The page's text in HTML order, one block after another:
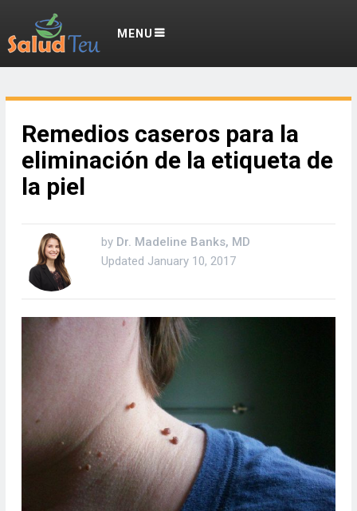
MENU
Remedios caseros para la
eliminación de la etiqueta de
la piel
by Dr. Madeline Banks, MD
Updated January 10, 2017